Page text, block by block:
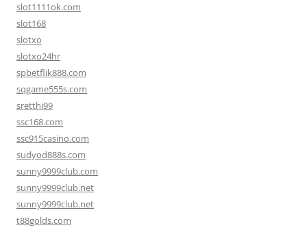
slot1111ok.com
slot168
slotxo
slotxo24hr
spbetflik888.com
sqgame555s.com
sretthi99
ssc168.com
ssc915casino.com
sudyod888s.com
sunny9999club.com
sunny9999club.net
sunny9999club.net
t88golds.com